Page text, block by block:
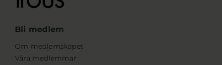
Bli medlem
Om medlemskapet
Våra medlemmar